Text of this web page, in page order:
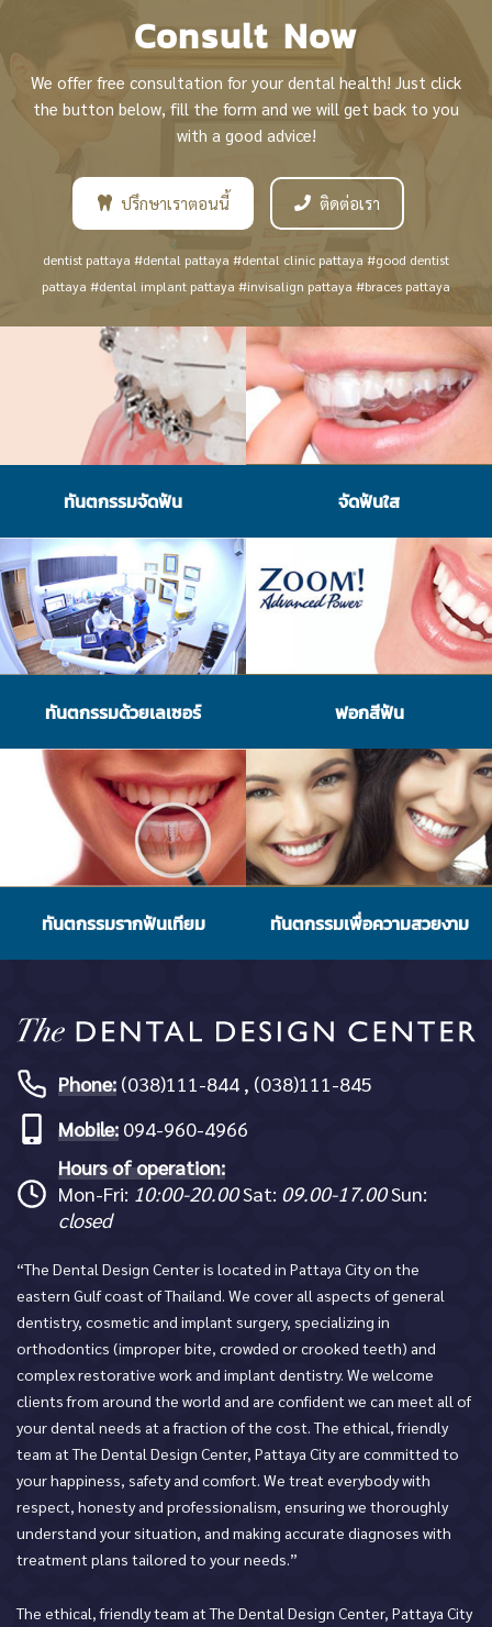
Consult Now
We offer free consultation for your dental health! Just click
the button below, fill the form and we will get back to you
with a good advice!
ปรึกษาเราตอนนี้ ติดต่อเรา
dentist pattaya #dental pattaya #dental clinic pattaya #good dentist
pattaya #dental implant pattaya #invisalign pattaya #braces pattaya
ทันตกรรมจัดฟัน จัดฟันใส
ทันตกรรมด้วยเลเซอร์ ฟอกสีฟัน
ทันตกรรมรากฟันเทียม ทันตกรรมเพื่อความสวยงาม
Phone: (038)111-844 , (038)111-845
Mobile: 094-960-4966
Hours of operation:
Mon-Fri: 10:00-20.00Sat: 09.00-17.00Sun:
closed
“The Dental Design Center is located in Pattaya City on the
eastern Gulf coast of Thailand. We cover all aspects of general
dentistry, cosmetic and implant surgery, specializing in
orthodontics (improper bite, crowded or crooked teeth) and
complex restorative work and implant dentistry. We welcome
clients from around the world and are confident we can meet all of
your dental needs at a fraction of the cost. The ethical, friendly
team at The Dental Design Center, Pattaya City are committed to
your happiness, safety and comfort. We treat everybody with
respect, honesty and professionalism, ensuring we thoroughly
understand your situation, and making accurate diagnoses with
treatment plans tailored to your needs.”
The ethical, friendly team at The Dental Design Center, Pattaya City